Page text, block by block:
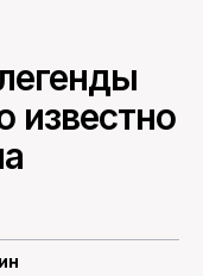
известно